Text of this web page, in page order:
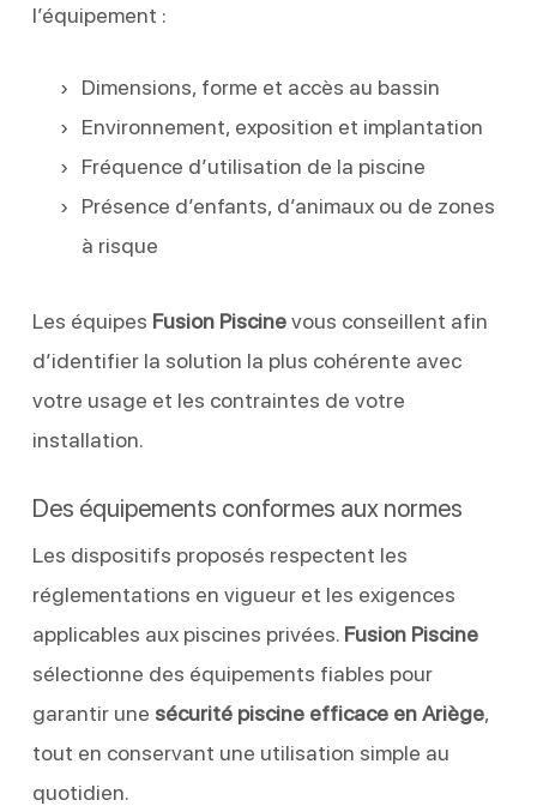
l’équipement :
Dimensions, forme et accès au bassin
Environnement, exposition et implantation
Fréquence d’utilisation de la piscine
Présence d’enfants, d’animaux ou de zones
à risque
Les équipes Fusion Piscinevous conseillent afin
d’identifier la solution la plus cohérente avec
votre usage et les contraintes de votre
installation.
Des équipements conformes aux normes
Les dispositifs proposés respectent les
réglementations en vigueur et les exigences
applicables aux piscines privées. Fusion Piscine
sélectionne des équipements fiables pour
garantir une sécurité piscine efficace en Ariège,
tout en conservant une utilisation simple au
quotidien.